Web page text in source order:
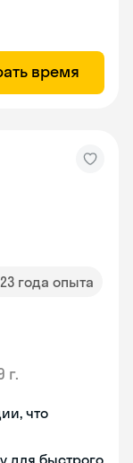
время
23 года опыта
г.
что
для быстрого